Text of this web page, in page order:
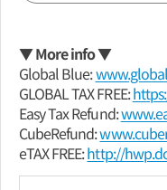
▼ More info ▼
Global Blue:
GLOBAL TAX FREE:
Easy Tax Refund:
CubeRefund:
eTAX FREE:http://